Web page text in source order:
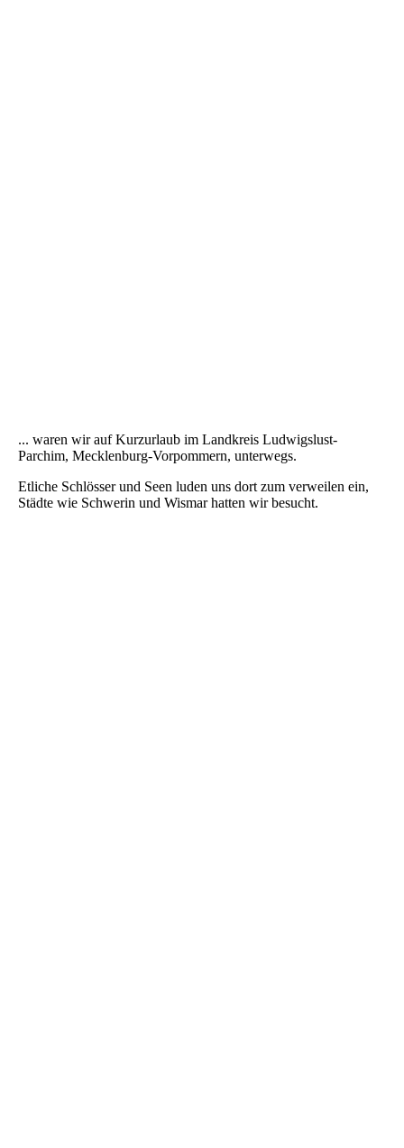
... waren wir auf Kurzurlaub im Landkreis Ludwigslust-
Parchim, Mecklenburg-Vorpommern, unterwegs.
Etliche Schlösser und Seen luden uns dort zum verweilen ein,
Städte wie Schwerin und Wismar hatten wir besucht.